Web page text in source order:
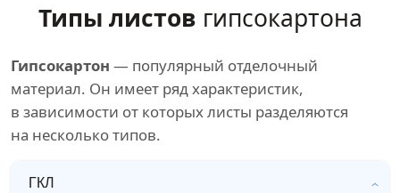
Типы листов гипсокартона
Гипсокартон — популярный отделочный
материал. Он имеет ряд характеристик,
в зависимости от которых листы разделяются
на несколько типов.
ГКЛ